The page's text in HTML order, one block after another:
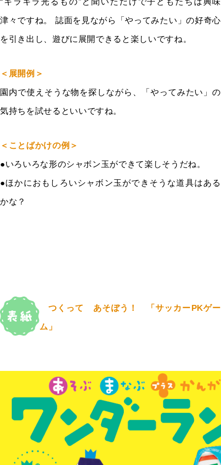
津々ですね。
誌面を見ながら「やってみたい」の好奇心
を引き出し、遊びに展開でき ると楽しいですね。
＜展開例＞
園内で使えそうな物を探しながら、「やってみたい」の
気持ちを試せるといいですね。
＜ことばかけの例＞
●いろいろな形のシャボン玉ができて楽しそうだね。
●ほかにおもしろいシャボン玉ができそうな道具はある
かな？
つくって あそぼう！ 「サッカーPKゲー
ム」